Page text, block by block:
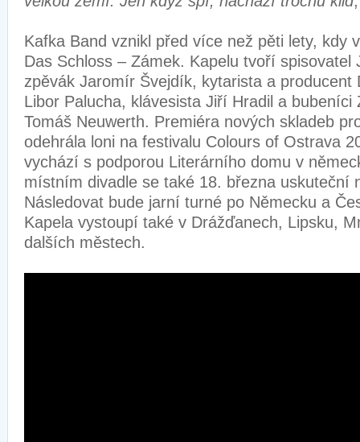
Kafka Band vznikl před více než pěti lety, kdy
Das Schloss – Zámek. Kapelu tvoří spisovatel
zpěvák Jaromír Švejdík, kytarista a producent
Libor Palucha, klávesista Jiří Hradil a bubeníci
Tomáš Neuwerth. Premiéra nových skladeb
odehrála loni na festivalu Colours of Ostrava
vychází s podporou Literárního domu v
místním divadle se také 18. března uskuteční
Následovat bude jarní turné po Německu a
Kapela vystoupí také v Drážďanech, Lipsku,
dalších městech.